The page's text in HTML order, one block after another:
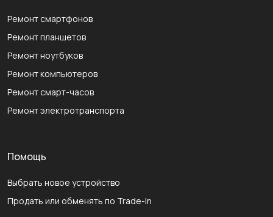
Ремонт смартфонов
Ремонт планшетов
Ремонт ноутбуков
Ремонт компьютеров
Ремонт смарт-часов
Ремонт электротранспорта
Помощь
Выбрать новое устройство
Продать или обменять по Trade-In